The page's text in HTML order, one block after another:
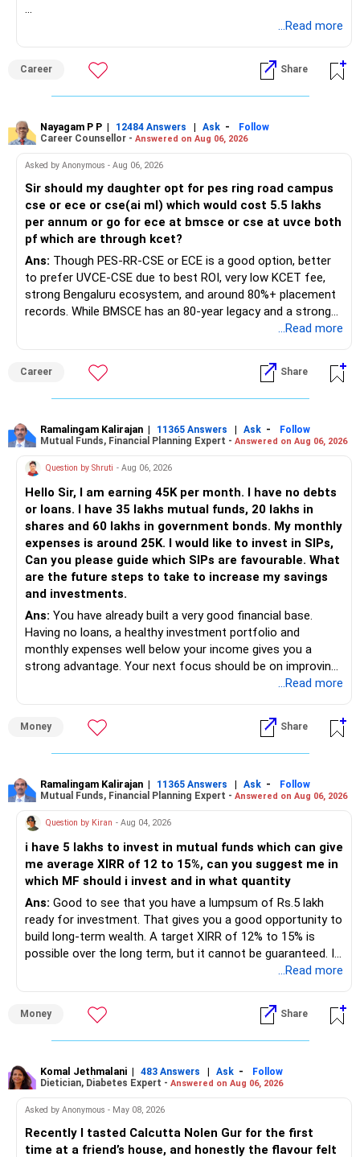
Follow RediffGURUS to Know More on 'Careers | Money |
...Read more
Career Share
Nayagam P P | 12484 Answers | Ask -
Follow
Career Counsellor - Answered on Aug 06, 2026
Asked by Anonymous - Aug 06, 2026
Sir should my daughter opt for pes ring road campus
cse or ece or cse(ai ml) which would cost 5.5 lakhs
per annum or go for ece at bmsce or cse at uvce both
pf which are through kcet?
Ans: Though PES-RR-CSE or ECE is a good option, better
to prefer UVCE-CSE due to best ROI, very low KCET fee,
strong Bengaluru ecosystem, and around 80%+ placement
records. While BMSCE has an 80-year legacy and a strong
alumni network, you should carefully weigh the ECE branch
numbers may impact the individual attention and
placement opportunities compared to previous years,
making it a potentially lower priority on your list. All The
Follow RediffGURUS to Know More on 'Careers | Money |
Health | Relationships'.
...Read more
Career Share
Ramalingam Kalirajan | 11365 Answers | Ask -
Follow
Mutual Funds, Financial Planning Expert - Answered on Aug 06, 2026
Question by Shruti - Aug 06, 2026
Hello Sir, I am earning 45K per month. I have no debts
or loans. I have 35 lakhs mutual funds, 20 lakhs in
shares and 60 lakhs in government bonds. My monthly
expenses is around 25K. I would like to invest in SIPs,
Can you please guide which SIPs are favourable. What
are the future steps to take to increase my savings
and investments.
Ans: You have already built a very good financial base.
Having no loans, a healthy investment portfolio and
monthly expenses well below your income gives you a
strong advantage. Your next focus should be on improving
long-term wealth through disciplined SIPs and regular
» My Assessment
– Mutual funds of Rs.35 lakhs provide long-term growth.
– Shares worth Rs.20 lakhs can create wealth if the
portfolio quality is good.
– Government bonds of Rs.60 lakhs give stability and
regular income.
– No debt is a big positive.
– Monthly expenses of around Rs.25,000 are well under
– Overall, your financial position looks healthy.
– Continue investing through SIPs every month.
...Read more
Money Share
Ramalingam Kalirajan | 11365 Answers | Ask -
Follow
Mutual Funds, Financial Planning Expert - Answered on Aug 06, 2026
Question by Kiran - Aug 04, 2026
i have 5 lakhs to invest in mutual funds which can give
me average XIRR of 12 to 15%, can you suggest me in
which MF should i invest and in what quantity
Ans: Good to see that you have a lumpsum of Rs.5 lakh
ready for investment. That gives you a good opportunity to
build long-term wealth. A target XIRR of 12% to 15% is
possible over the long term, but it cannot be guaranteed. It
depends on market conditions, investment period and
» My Assessment
equity mutual fund portfolio is a suitable choice.
– Avoid putting the entire amount into one fund category.
– A diversified portfolio helps reduce risk and improves
...Read more
Money Share
Komal Jethmalani | 483 Answers | Ask -
Follow
Dietician, Diabetes Expert - Answered on Aug 06, 2026
Asked by Anonymous - May 08, 2026
Recently I tasted Calcutta Nolen Gur for the first
time at a friend’s house, and honestly the flavour felt